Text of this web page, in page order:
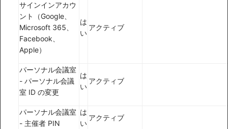
サインインアカウ
ント（Google、
Microsoft 365、
Facebook、
Apple）
は
い
アクティブ
パーソナル会議室
- パーソナル会議
室 ID の変更
は
い
アクティブ
パーソナル会議室
- 主催者 PIN
は
い
アクティブ